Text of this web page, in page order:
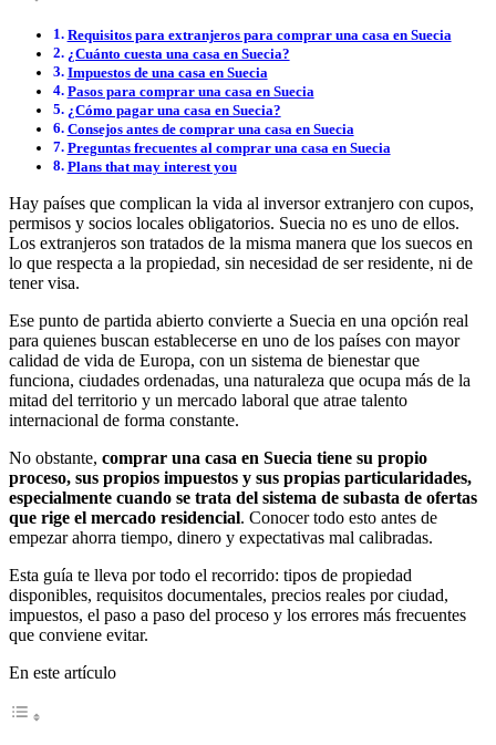
Requisitos para extranjeros para comprar una casa en Suecia
¿Cuánto cuesta una casa en Suecia?
Impuestos de una casa en Suecia
Pasos para comprar una casa en Suecia
¿Cómo pagar una casa en Suecia?
Consejos antes de comprar una casa en Suecia
Preguntas frecuentes al comprar una casa en Suecia
Plans that may interest you
Hay países que complican la vida al inversor extranjero con cupos,
permisos y socios locales obligatorios. Suecia no es uno de ellos.
Los extranjeros son tratados de la misma manera que los suecos en
lo que respecta a la propiedad, sin necesidad de ser residente, ni de
tener visa.
Ese punto de partida abierto convierte a Suecia en una opción real
para quienes buscan establecerse en uno de los países con mayor
calidad de vida de Europa, con un sistema de bienestar que
funciona, ciudades ordenadas, una naturaleza que ocupa más de la
mitad del territorio y un mercado laboral que atrae talento
internacional de forma constante.
No obstante, comprar una casa en Suecia tiene su propio
proceso, sus propios impuestos y sus propias particularidades,
especialmente cuando se trata del sistema de subasta de ofertas
que rige el mercado residencial. Conocer todo esto antes de
empezar ahorra tiempo, dinero y expectativas mal calibradas.
Esta guía te lleva por todo el recorrido: tipos de propiedad
disponibles, requisitos documentales, precios reales por ciudad,
impuestos, el paso a paso del proceso y los errores más frecuentes
que conviene evitar.
En este artículo